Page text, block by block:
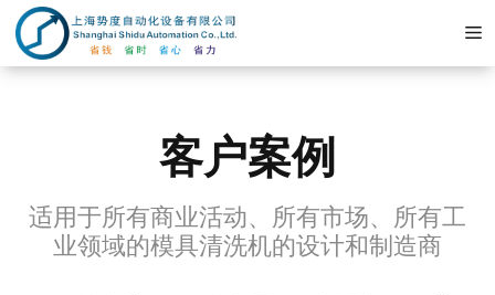
コ
ン
テ
客户案例
适用于所有商业活动、所有市场、所有工
业领域的模具清洗机的设计和制造商